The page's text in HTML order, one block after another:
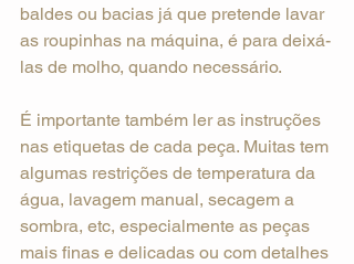
baldes ou bacias já que pretende lavar
as roupinhas na máquina, é para deixá-
las de molho, quando necessário.
É importante também ler as instruções
nas etiquetas de cada peça. Muitas tem
algumas restrições de temperatura da
água, lavagem manual, secagem a
sombra, etc, especialmente as peças
mais finas e delicadas ou com detalhes